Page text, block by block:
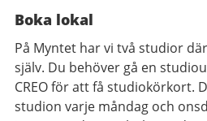
Boka lokal
På Myntet har vi två studior
själv. Du behöver gå en
CREO för att få studiokörkort.
studion varje måndag och